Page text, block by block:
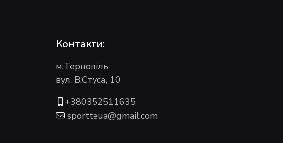
Контакти:
м.Тернопіль
вул. В.Стуса, 10
+380352511635
sportteua@gmail.com